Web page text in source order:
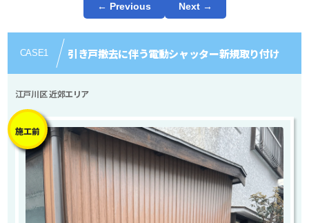
← Previous Next →
CASE1 引き戸撤去に伴う電動シャッター新規取り付け
江戸川区 近郊エリア
施工前